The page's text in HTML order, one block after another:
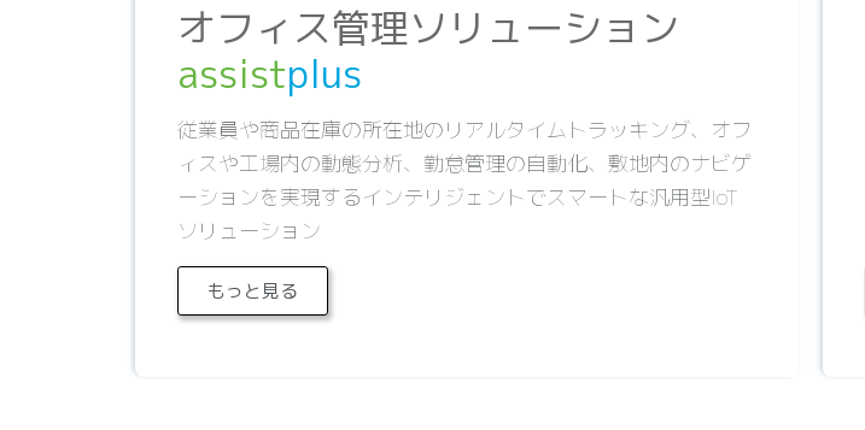
オフィス管理ソリューション
assistplus
従業員や商品在庫の所在地のリアルタイムトラッキング、オフ
ィスや工場内の動態分析、勤怠管理の自動化、敷地内のナビゲ
ーションを実現するインテリジェントでスマートな汎用型IoT
ソリューション
もっと見る